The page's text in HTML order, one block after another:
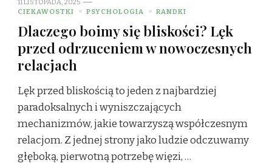
CIEKAWOSTKI
PSYCHOLOGIA RANDKI
Dlaczego boimy się bliskości? Lęk
przed odrzuceniem w nowoczesnych
relacjach
Lęk przed bliskością to jeden z najbardziej
paradoksalnych i wyniszczających
mechanizmów, jakie towarzyszą współczesnym
relacjom. Z jednej strony jako ludzie odczuwamy
głęboką, pierwotną potrzebę więzi, …